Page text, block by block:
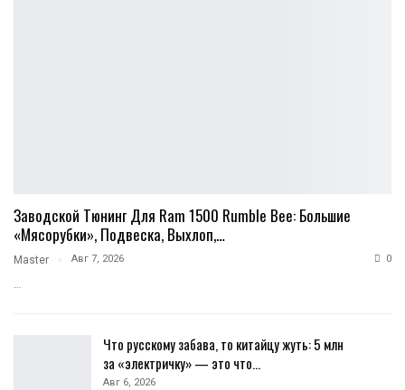
Заводской Тюнинг Для Ram 1500 Rumble Bee: Большие
«мясорубки», Подвеска, Выхлоп,…
Master Авг 7, 2026 0
…
Что русскому забава, то китайцу жуть: 5 млн
за «электричку» — это что…
Авг 6, 2026